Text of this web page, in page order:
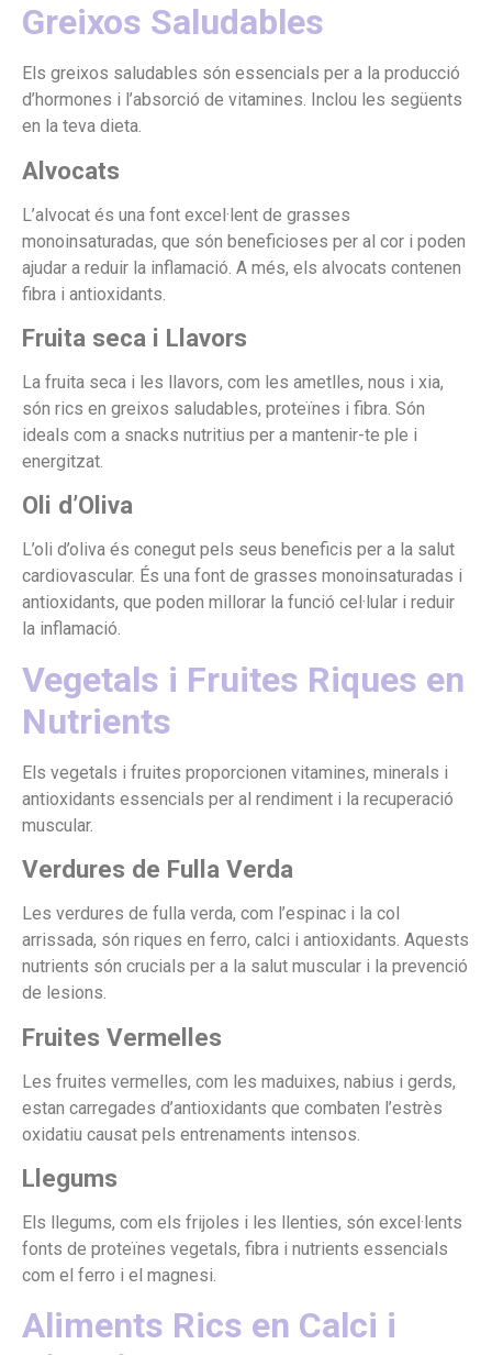
Greixos Saludables
Els greixos saludables són essencials per a la producció
d’hormones i l’absorció de vitamines. Inclou les següents
en la teva dieta.
Alvocats
L’alvocat és una font excel·lent de grasses
monoinsaturadas, que són beneficioses per al cor i poden
ajudar a reduir la inflamació. A més, els alvocats contenen
fibra i antioxidants.
Fruita seca i Llavors
La fruita seca i les llavors, com les ametlles, nous i xia,
són rics en greixos saludables, proteïnes i fibra. Són
ideals com a snacks nutritius per a mantenir-te ple i
energitzat.
Oli d’Oliva
L’oli d’oliva és conegut pels seus beneficis per a la salut
cardiovascular. És una font de grasses monoinsaturadas i
antioxidants, que poden millorar la funció cel·lular i reduir
la inflamació.
Vegetals i Fruites Riques en
Nutrients
Els vegetals i fruites proporcionen vitamines, minerals i
antioxidants essencials per al rendiment i la recuperació
muscular.
Verdures de Fulla Verda
Les verdures de fulla verda, com l’espinac i la col
arrissada, són riques en ferro, calci i antioxidants. Aquests
nutrients són crucials per a la salut muscular i la prevenció
de lesions.
Fruites Vermelles
Les fruites vermelles, com les maduixes, nabius i gerds,
estan carregades d’antioxidants que combaten l’estrès
oxidatiu causat pels entrenaments intensos.
Llegums
Els llegums, com els frijoles i les llenties, són excel·lents
fonts de proteïnes vegetals, fibra i nutrients essencials
com el ferro i el magnesi.
Aliments Rics en Calci i